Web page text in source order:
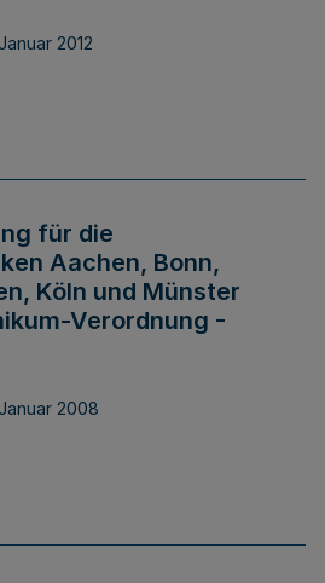
2012
für die
Aachen, Bonn,
Köln und Münster
Verordnung -
2008